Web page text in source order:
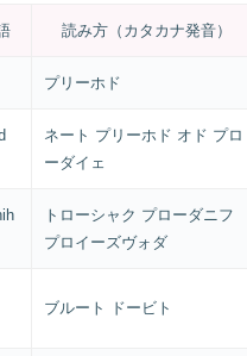
読み方（カタカナ発音）
プリーホド
ネート プリーホド オド プロ
ーダイェ
トローシャク プローダニフ
プロイーズヴォダ
ブルート ドービト